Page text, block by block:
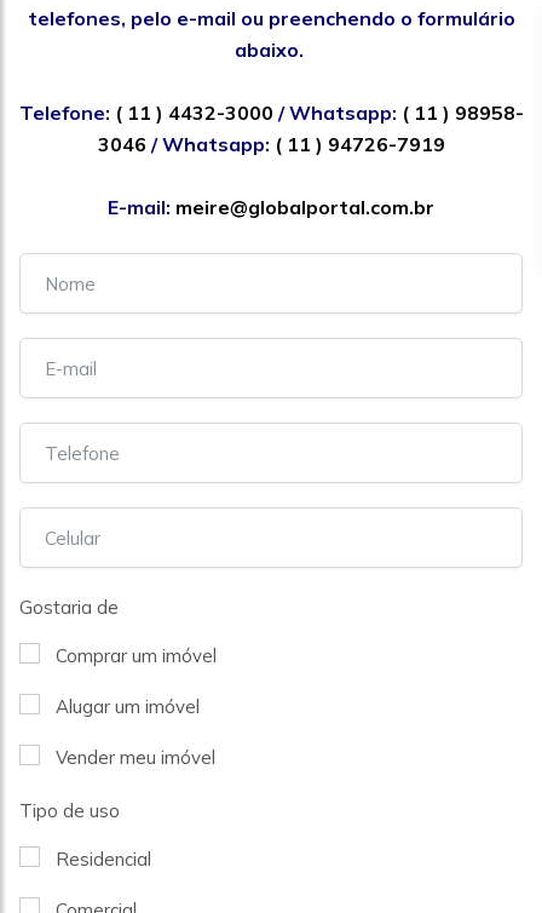
telefones, pelo e-mail ou preenchendo o formulário
abaixo.
Telefone: ( 11 ) 4432-3000 / Whatsapp: ( 11 ) 98958-
3046 / Whatsapp: ( 11 ) 94726-7919
E-mail: meire@globalportal.com.br
Gostaria de
Comprar um imóvel
Alugar um imóvel
Vender meu imóvel
Tipo de uso
Residencial